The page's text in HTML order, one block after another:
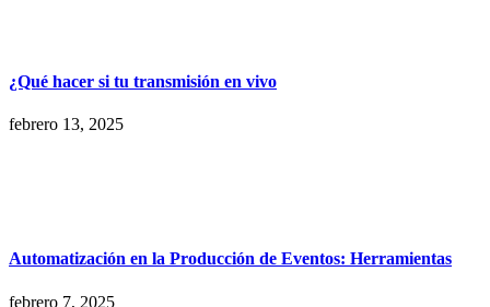
¿Qué hacer si tu transmisión en vivo
febrero 13, 2025
Automatización en la Producción de Eventos: Herramientas
febrero 7, 2025